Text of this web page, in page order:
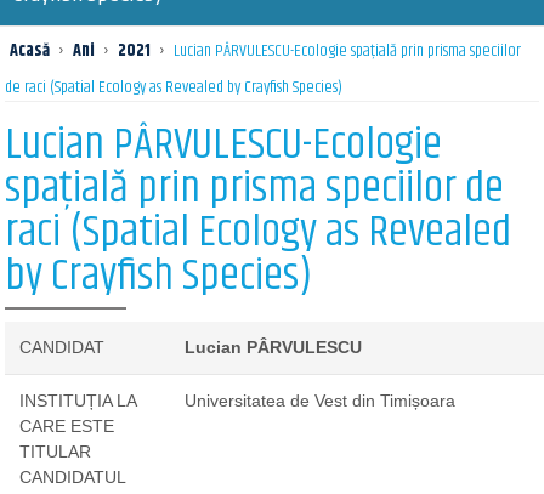
Acasă › Ani › 2021 › Lucian PÂRVULESCU-Ecologie spațială prin prisma speciilor
de raci (Spatial Ecology as Revealed by Crayfish Species)
Lucian PÂRVULESCU-Ecologie
spațială prin prisma speciilor de
raci (Spatial Ecology as Revealed
by Crayfish Species)
CANDIDAT Lucian PÂRVULESCU
INSTITUȚIA LA
CARE ESTE
TITULAR
CANDIDATUL
Universitatea de Vest din Timișoara